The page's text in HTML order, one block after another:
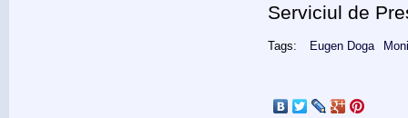
Serviciul de
Tags: Eugen Doga